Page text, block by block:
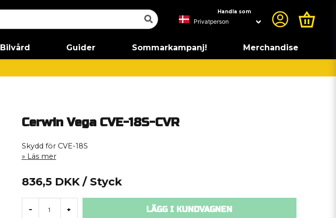
Handla som
Bilvård Guider Sommarkampanj! Merchandise
Cerwin Vega CVE-18S-CVR
Skydd för CVE-18S
Läs mer
836,5 DKK / Styck
- + LÄGG I KUNDVAGNEN